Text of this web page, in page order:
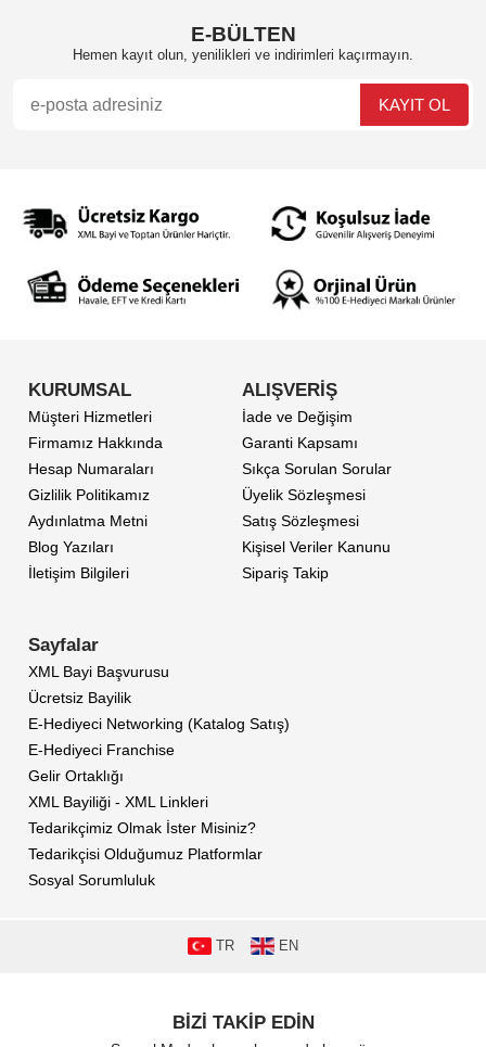
E-BÜLTEN
Hemen kayıt olun, yenilikleri ve indirimleri kaçırmayın.
KURUMSAL
Müşteri Hizmetleri
Firmamız Hakkında
Hesap Numaraları
Gizlilik Politikamız
Aydınlatma Metni
Blog Yazıları
İletişim Bilgileri
ALIŞVERİŞ
İade ve Değişim
Garanti Kapsamı
Sıkça Sorulan Sorular
Üyelik Sözleşmesi
Satış Sözleşmesi
Kişisel Veriler Kanunu
Sipariş Takip
Sayfalar
XML Bayi Başvurusu
Ücretsiz Bayilik
E-Hediyeci Networking (Katalog Satış)
E-Hediyeci Franchise
Gelir Ortaklığı
XML Bayiliği - XML Linkleri
Tedarikçimiz Olmak İster Misiniz?
Tedarikçisi Olduğumuz Platformlar
Sosyal Sorumluluk
TR EN
BİZİ TAKİP EDİN